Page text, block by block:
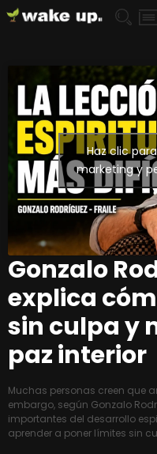
Haz clic
marketing y
Gonzalo
explica
sin culpa y
paz interior
Muchas personas creen que
embargo, según Gonzalo
importantes del desarrollo
aprender a poner límites sin